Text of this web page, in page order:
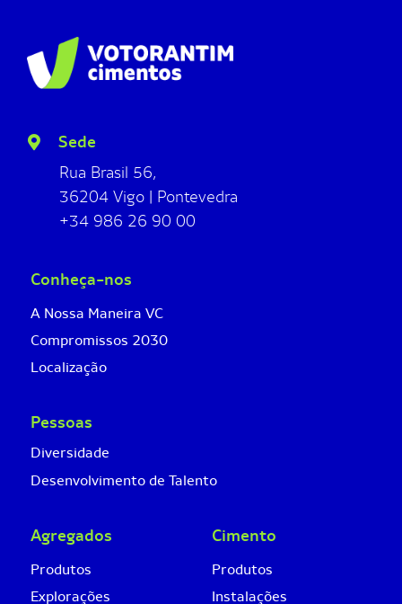
Sede
Rua Brasil 56,
36204 Vigo | Pontevedra
+34 986 26 90 00
Conheça-nos
A Nossa Maneira VC
Compromissos 2030
Localização
Pessoas
Diversidade
Desenvolvimento de Talento
Agregados
Produtos
Explorações
Cimento
Produtos
Instalações